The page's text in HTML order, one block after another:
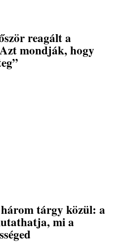
reagált a
mondják, hogy
három tárgy közül: a
mi a